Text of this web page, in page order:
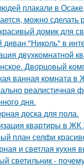
плакали в
можно сделать
домик для
диван "Николь" в
двухкомнатной
Дворцовый
ванная комната
реалистичная
дня.
доска для пола.
квартиры в
план селфи
и светлая кухня
светильник -